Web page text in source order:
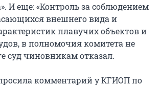
И еще: «Контроль за соблюдением
внешнего вида и
плавучих объектов и
в полномочия комитета не
суд чиновникам отказал.
комментарий у КГИОП по